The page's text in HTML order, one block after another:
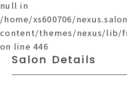
null in
/home/xs600706/
content/themes/nexus/lib/
on line446
Salon Details